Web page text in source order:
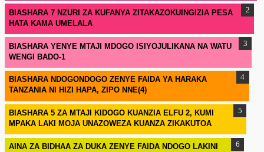
BIASHARA 7 NZURI ZA KUFANYA ZITAKAZOKUINGIZIA PESA
HATA KAMA UMELALA
BIASHARA YENYE MTAJI MDOGO ISIYOJULIKANA NA WATU
WENGI BADO-1
BIASHARA NDOGONDOGO ZENYE FAIDA YA HARAKA
TANZANIA NI HIZI HAPA, ZIPO NNE(4)
BIASHARA 5 ZA MTAJI KIDOGO KUANZIA ELFU 2, KUMI
MPAKA LAKI MOJA UNAZOWEZA KUANZA ZIKAKUTOA
AINA ZA BIDHAA ZA DUKA ZENYE FAIDA NDOGO LAKINI